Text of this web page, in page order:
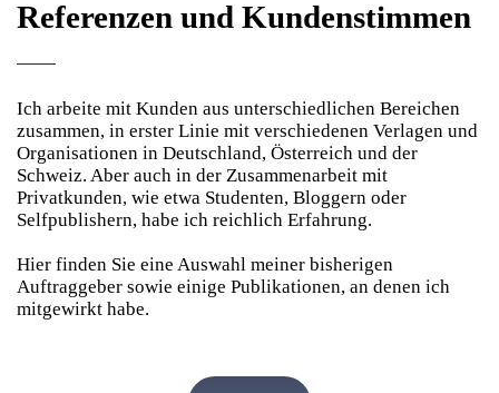
Referenzen und Kundenstimmen
Ich arbeite mit Kunden aus unterschiedlichen Bereichen
zusammen, in erster Linie mit verschiedenen Verlagen und
Organisationen in Deutschland, Österreich und der
Schweiz. Aber auch in der Zusammenarbeit mit
Privatkunden, wie etwa Studenten, Bloggern oder
Selfpublishern, habe ich reichlich Erfahrung.
Hier finden Sie eine Auswahl meiner bisherigen
Auftraggeber sowie einige Publikationen, an denen ich
mitgewirkt habe.